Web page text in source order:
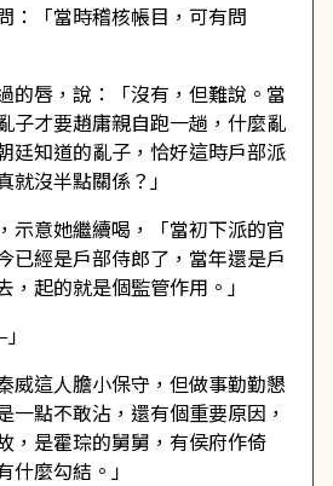
：「當時稽核帳目，可有問
的唇，說：「沒有，但難說。當
子才要趙庸親自跑一趟，什麼亂
廷知道的亂子，恰好這時戶部派
就沒半點關係？」
示意她繼續喝，「當初下派的官
已經是戶部侍郎了，當年還是戶
起的就是個監管作用。」
威這人膽小保守，但做事勤勤懇
一點不敢沾，還有個重要原因，
，是霍琮的舅舅，有侯府作倚
麼勾結。」